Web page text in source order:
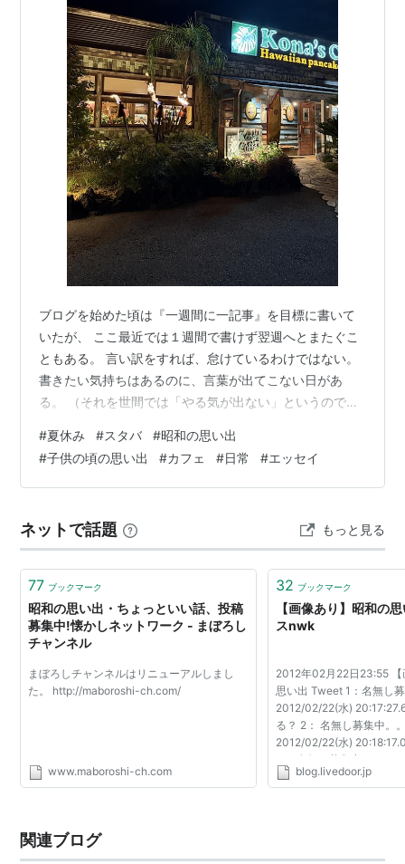
ブログを始めた頃は『一週間に一記事』を目標に書いて
いたが、 ここ最近では１週間で書けず翌週へとまたぐこ
ともある。 言い訳をすれば、怠けているわけではない。
書きたい気持ちはあるのに、言葉が出てこない日があ
る。 （それを世間では「やる気が出ない」というので
い。 スピーカーから流れてくる音楽や、 隣の人の話し声
が、自然に入ってくる環境が好きで、 音楽に耳を傾けた
り、パソコンから目を離し、手を休めたりもするが、 家
日も、妻が「スマホを買い替えたいのでイオンに行って
くる」というので、 「ほな、ブログ…
#夏休み #スタバ #昭和の思い出
#子供の頃の思い出 #カフェ #日常 #エッセイ
ネットで話題 もっと見る
77 ブックマーク
昭和の思い出・ちょっといい話、投稿
募集中!懐かしネットワーク - まぼろし
チャンネル
まぼろしチャンネルはリニューアルしまし
た。 http://maboroshi-ch.com/
www.maboroshi-ch.com
32 ブックマーク
【画像あり】昭和の
スnwk
2012年02月22日23:55 【
思い出 Tweet 1：名無し
2012/02/22(水)
る？ 2： 名無し募集中。
2012/02/22(水)
4： 名無し募集中。。。
20:18:54.90 ID:0 夕方五
blog.livedoor.jp
関連ブログ